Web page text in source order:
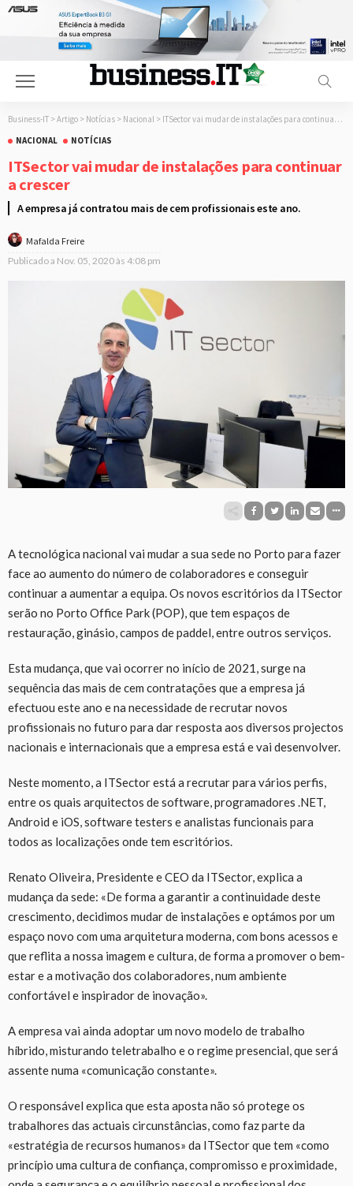
Business-IT > Artigo > Notícias > Nacional > ITSector vai mudar de instalações para continuar a crescer
NACIONAL
NOTÍCIAS
ITSector vai mudar de instalações para continuar
a crescer
A empresa já contratou mais de cem profissionais este ano.
Mafalda Freire
Publicado a Nov. 05, 2020 às 4:08 pm
A tecnológica nacional vai mudar a sua sede no Porto para fazer
face ao aumento do número de colaboradores e conseguir
continuar a aumentar a equipa. Os novos escritórios da ITSector
serão no Porto Office Park (POP), que tem espaços de
restauração, ginásio, campos de paddel, entre outros serviços.
Esta mudança, que vai ocorrer no início de 2021, surge na
sequência das mais de cem contratações que a empresa já
efectuou este ano e na necessidade de recrutar novos
profissionais no futuro para dar resposta aos diversos projectos
nacionais e internacionais que a empresa está e vai desenvolver.
Neste momento, a ITSector está a recrutar para vários perfis,
entre os quais arquitectos de software, programadores .NET,
Android e iOS, software testers e analistas funcionais para
todos as localizações onde tem escritórios.
Renato Oliveira, Presidente e CEO da ITSector, explica a
mudança da sede: «De forma a garantir a continuidade deste
crescimento, decidimos mudar de instalações e optámos por um
espaço novo com uma arquitetura moderna, com bons acessos e
que reflita a nossa imagem e cultura, de forma a promover o bem-
estar e a motivação dos colaboradores, num ambiente
confortável e inspirador de inovação».
A empresa vai ainda adoptar um novo modelo de trabalho
híbrido, misturando teletrabalho e o regime presencial, que será
assente numa «comunicação constante».
O responsável explica que esta aposta não só protege os
trabalhores das actuais circunstâncias, como faz parte da
«estratégia de recursos humanos» da ITSector que tem «como
princípio uma cultura de confiança, compromisso e proximidade,